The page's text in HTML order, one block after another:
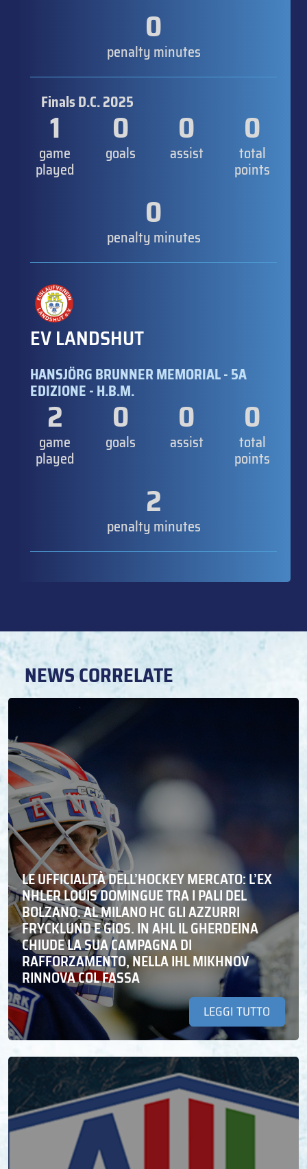
0
penalty minutes
Finals D.C. 2025
1
game
played
0
goals
0
assist
0
total
points
0
penalty minutes
EV LANDSHUT
HANSJÖRG BRUNNER MEMORIAL - 5A
EDIZIONE - H.B.M.
2
game
played
0
goals
0
assist
0
total
points
2
penalty minutes
NEWS CORRELATE
LE UFFICIALITÀ DELL’HOCKEY MERCATO: L’EX
NHLER LOUIS DOMINGUE TRA I PALI DEL
BOLZANO. AL MILANO HC GLI AZZURRI
FRYCKLUND E GIOS. IN AHL IL GHERDEINA
CHIUDE LA SUA CAMPAGNA DI
RAFFORZAMENTO, NELLA IHL MIKHNOV
RINNOVA COL FASSA
LEGGI TUTTO